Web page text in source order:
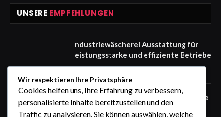
UNSERE EMPFEHLUNGEN
Industriewäscherei Ausstattung für
leistungsstarke und effiziente Betriebe
August 9, 2026
Trusted Uiwang Business Trip Massage
with Professional Therapists
Wir respektieren Ihre Privatsphäre
Cookies helfen uns, Ihre Erfahrung zu verbessern,
personalisierte Inhalte bereitzustellen und den
Traffic zu analysieren. Sie können auswählen, welche